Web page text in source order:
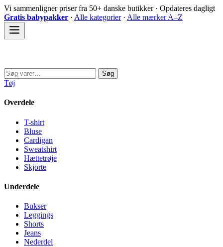
Spring
til
indhold
Vi sammenligner priser fra 50+ danske butikker · Opdateres dagligt
Gratis babypakker · Alle kategorier· Alle mærker A–Z
Søg
efter:
Søg
Tøj
Overdele
T-shirt
Bluse
Cardigan
Sweatshirt
Hættetrøje
Skjorte
Underdele
Bukser
Leggings
Shorts
Jeans
Nederdel